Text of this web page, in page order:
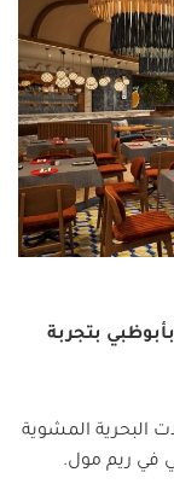
بتجربة
البحرية المشوية
في ريم مول.